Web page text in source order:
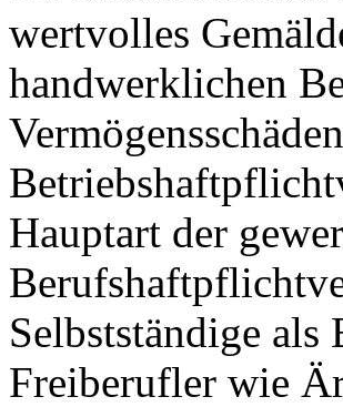
wertvolles
handwerklichen
Hauptart der
Selbstständige
Freiberufler wie